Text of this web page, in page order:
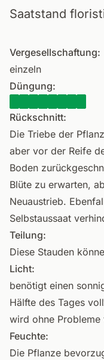
Saatstand
Vergesellschaftung:
einzeln
Düngung:
Rückschnitt:
Die Triebe der
aber vor der Reife
Boden
Blüte zu erwarten,
Neuaustrieb.
Selbstaussaat
Teilung:
Diese Stauden
Licht:
benötigt einen
Hälfte des Tages
wird ohne Probleme
Feuchte:
Die Pflanze